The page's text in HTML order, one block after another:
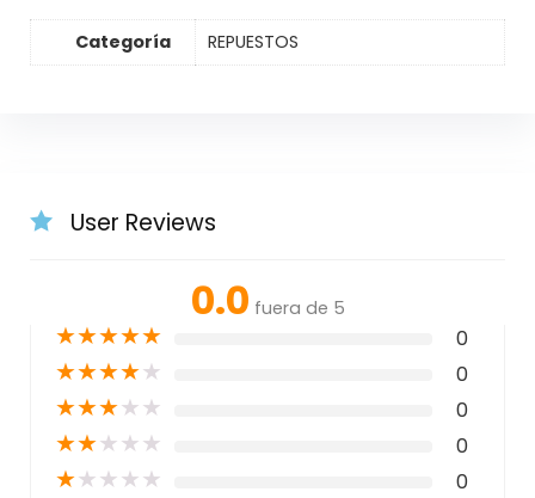
Categoría REPUESTOS
User Reviews
0.0 fuera de 5
★★★★★ 0
★★★★★ 0
★★★★★ 0
★★★★★ 0
★★★★★ 0